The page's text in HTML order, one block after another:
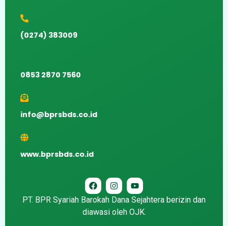
(0274) 383009
0853 2870 7560
info@bprsbds.co.id
www.bprsbds.co.id
PT. BPR Syariah Barokah Dana Sejahtera berizin dan
diawasi oleh OJK.